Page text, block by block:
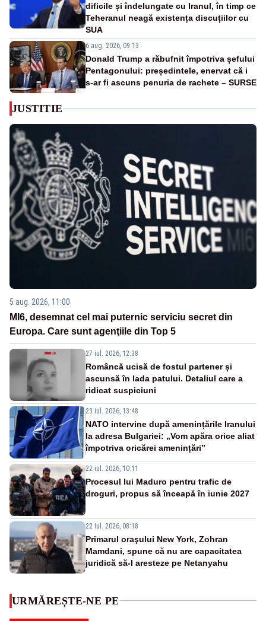
dificile și îndelungate cu Iranul, în timp ce
Teheranul neagă existența discuțiilor cu
SUA
6 aug. 2026, 09:13
Donald Trump a răbufnit împotriva șefului
Pentagonului: președintele, enervat că i
s-ar fi ascuns penuria de rachete – SURSE
JUSTITIE
5 aug. 2026, 11:00
MI6, desemnat cel mai puternic serviciu secret din
Europa. Care sunt agenţiile din Top 5
27 iul. 2026, 12:38
Româncă ucisă de fostul partener și
ascunsă în lada patului. Detaliul care a
ridicat suspiciuni
23 iul. 2026, 13:48
NATO intervine după amenințările Iranului
la adresa Bulgariei: „Vom apăra orice aliat
împotriva oricărei amenințări”
22 iul. 2026, 10:11
Procesul lui Maduro pentru trafic de
droguri, propus să înceapă în iunie 2027
22 iul. 2026, 08:18
Primarul oraşului New York, Zohran
Mamdani, spune că nu are capacitatea
juridică să-l aresteze pe Netanyahu
URMĂREȘTE-NE PE